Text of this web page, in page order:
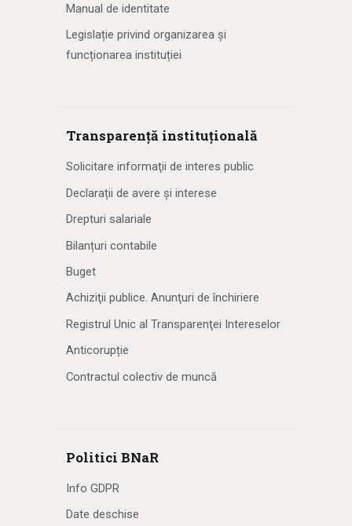
Manual de identitate
Legislație privind organizarea și
funcționarea instituției
Transparență instituțională
Solicitare informaţii de interes public
Declarații de avere și interese
Drepturi salariale
Bilanțuri contabile
Buget
Achiziţii publice. Anunţuri de închiriere
Registrul Unic al Transparenţei Intereselor
Anticorupție
Contractul colectiv de muncă
Politici BNaR
Info GDPR
Date deschise